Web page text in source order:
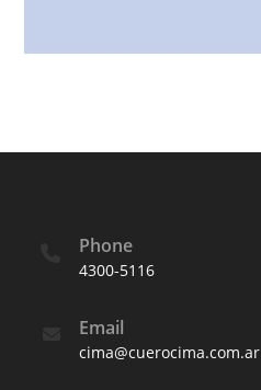
Phone
4300-5116
Email
cima@cuerocima.com.ar